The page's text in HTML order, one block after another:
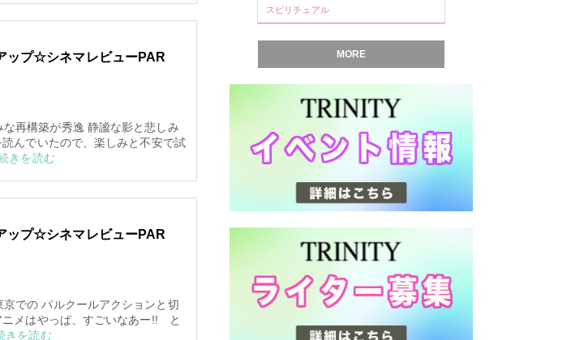
ップ☆シネマレビューPAR
再構築が秀逸 静謐な影と悲しみ
んでいたので、楽しみと不安で試
きを読む
ップ☆シネマレビューPAR
での パルクールアクションと切
ニメはやっぱ、すごいなあー!! と
きを読む
スピリチュアル
MORE